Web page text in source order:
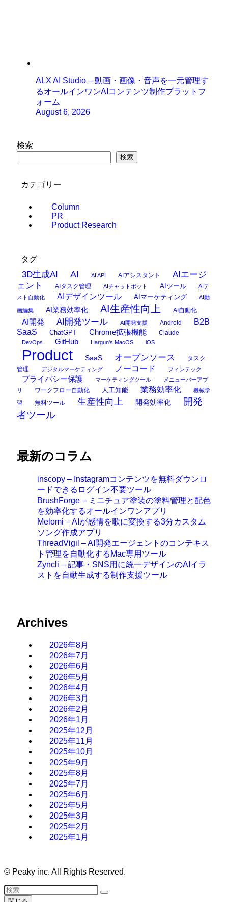
ALX AI Studio – 動画・画像・音声を一元管理す
るオールインワンAIコンテンツ制作プラットフ
ォーム
August 6, 2026
検索
検索
カテゴリー
Column
PR
Product Research
タグ
3D生成AI AI AI API AIアシスタント
AIエージ
ェント
AIタスク管理 AIチャットボット AIツール
AIテ
スト自動化
AIデザインツール AIマーケティング AI動
画編集 AI業務効率化 AI生産性向上 AI自動化
AI開発 AI開発ツール AI開発支援 Android
B2B
SaaS
ChatGPT Chrome拡張機能 Claude
DevOps GitHub Hargun's MacOS iOS
Product SaaS オープンソース
タスク
管理
デジタルマーケティング ノーコード フィンテック
プライバシー保護 マーケティングツール
メニューバーアプ
リ
ワークフロー自動化 人工知能 業務効率化 機械学
習 無料ツール 生産性向上 開発効率化
開発
者ツール
最新のコラム
inscopy – Instagramコンテンツを無料ダウンロ
ードできるログイン不要ツール
BrushForge – ミニチュア塗装の塗料管理と配色
を効率化するオールインワンアプリ
Melomi – AIが感情を歌に変換する3分カスタム
ソング作成アプリ
ThreadVigil – AI開発エージェントのコンテキス
ト管理を自動化するMac専用ツール
Zyncli – 記事・SNS用に統一デザインのAIイラ
ストを自動生成する制作支援ツール
Archives
2026年8月
2026年7月
2026年6月
2026年5月
2026年4月
2026年3月
2026年2月
2026年1月
2025年12月
2025年11月
2025年10月
2025年9月
2025年8月
2025年7月
2025年6月
2025年5月
2025年3月
2025年2月
2025年1月
© Peaky inc. All Rights Reserved.